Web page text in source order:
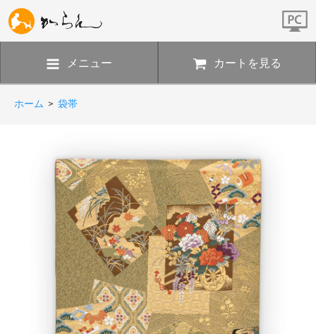
メニュー カートを見る
ホーム > 袋帯